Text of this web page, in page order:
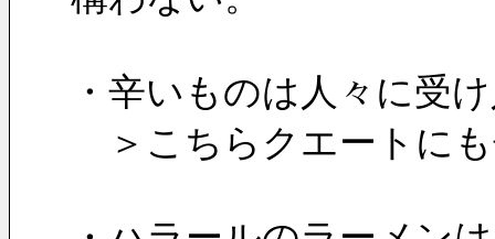
・辛いものは人々に受
＞こちらクエートに